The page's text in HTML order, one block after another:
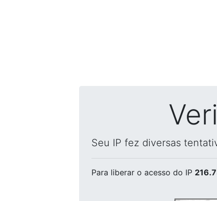
Seu IP fez diversas
Para liberar o acesso do IP